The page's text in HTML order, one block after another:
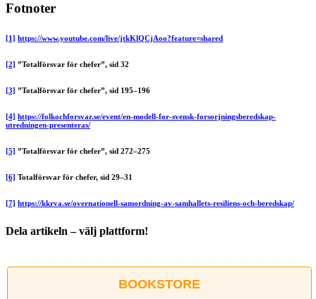
Fotnoter
[1] https://www.youtube.com/live/jtkKlQCjAoo?feature=shared
[2] ”Totalförsvar för chefer”, sid 32
[3] ”Totalförsvar för chefer”, sid 195–196
[4] https://folkochforsvar.se/event/en-modell-for-svensk-forsorjningsberedskap-
utredningen-presenteras/
[5] ”Totalförsvar för chefer”, sid 272–275
[6] Totalförsvar för chefer, sid 29–31
[7] https://kkrva.se/overnationell-samordning-av-samhallets-resiliens-och-beredskap/
Dela artikeln – välj plattform!
post
BOOKSTORE